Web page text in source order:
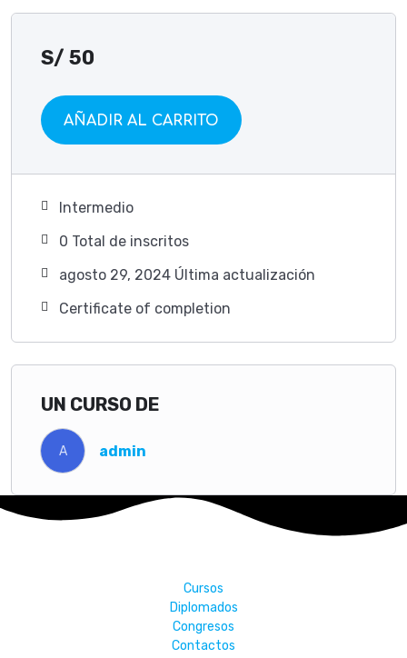
S/ 50
AÑADIR AL CARRITO
Intermedio
0 TotaI de inscritos
agosto 29, 2024 Última actualización
Certificate of completion
UN CURSO DE
A admin
Cursos
Diplomados
Congresos
Contactos